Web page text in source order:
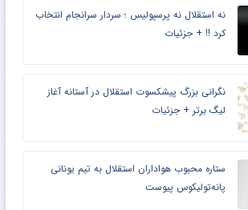
نه استقلال نه پرسپولیس ؛ سردار سرانجام انتخاب
کرد !! + جزئیات
نگرانی بزرگ پیشکسوت استقلال در آستانه آغاز
لیگ برتر + جزئیات
ستاره محبوب هواداران استقلال به تیم یونانی
پانه‌تولیکوس پیوست